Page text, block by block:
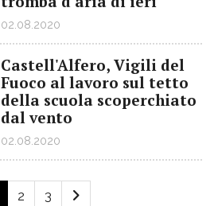
02.08.2020
Castell'Alfero, Vigili del
Fuoco al lavoro sul tetto
della scuola scoperchiato
dal vento
02.08.2020
2 3